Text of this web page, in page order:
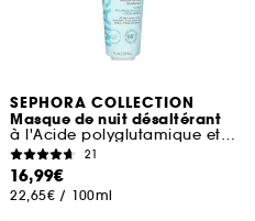
SEPHORA COLLECTION
Masque de nuit désaltérant
à l'Acide polyglutamique et aux Céramides
21
16,99€
22,65€ / 100ml